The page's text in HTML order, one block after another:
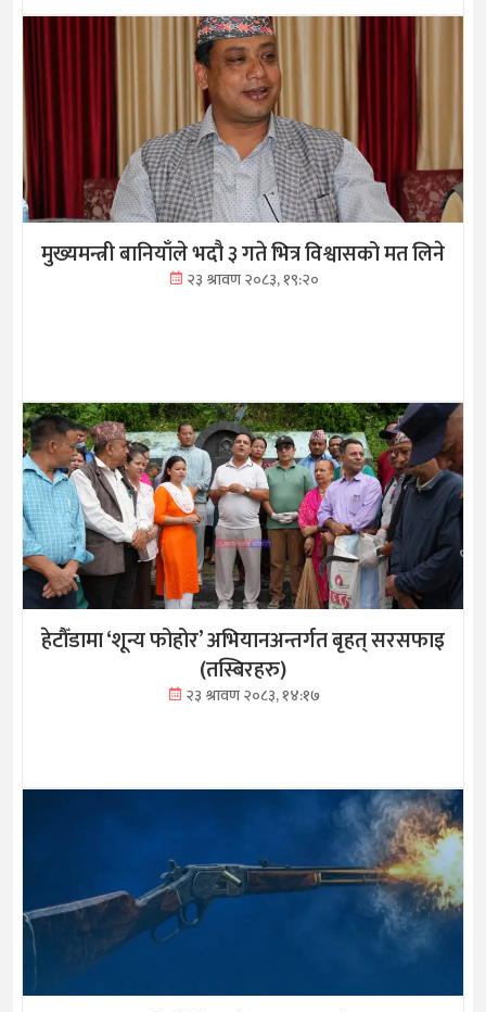
मुख्यमन्त्री बानियाँले भदौ ३ गते भित्र विश्वासको मत लिने
२३ श्रावण २०८३, १९:२०
हेटौँडामा ‘शून्य फोहोर’ अभियानअन्तर्गत बृहत् सरसफाइ
(तस्बिरहरु)
२३ श्रावण २०८३, १४:१७